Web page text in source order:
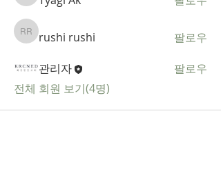
rushi rushi
rushi rushi 팔로우
관리자
팔로우
전체 회원 보기(4명)